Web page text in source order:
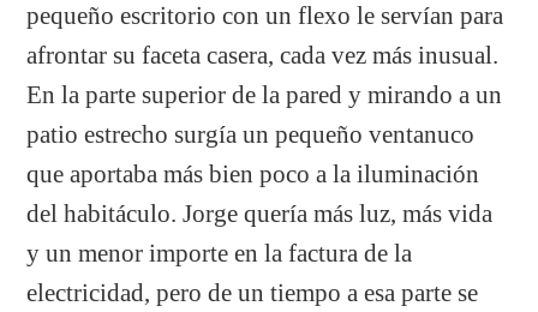
pequeño escritorio con un flexo le servían para
afrontar su faceta casera, cada vez más inusual.
En la parte superior de la pared y mirando a un
patio estrecho surgía un pequeño ventanuco
que aportaba más bien poco a la iluminación
del habitáculo. Jorge quería más luz, más vida
y un menor importe en la factura de la
electricidad, pero de un tiempo a esa parte se